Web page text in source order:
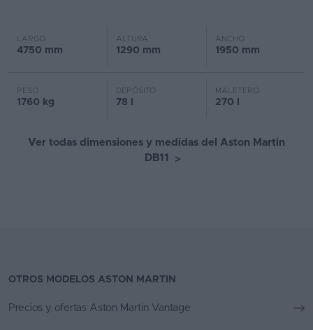
LARGO
4750 mm
ALTURA
1290 mm
ANCHO
1950 mm
PESO
1760 kg
DEPÓSITO
78 l
MALETERO
270 l
Ver todas dimensiones y medidas del Aston Martin
DB11
>
OTROS MODELOS ASTON MARTIN
Precios y ofertas Aston Martin Vantage